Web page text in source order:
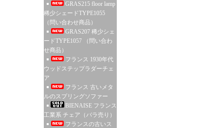
GRAS215 floor lamp
稀少シェードTYPE1055
（問い合わせ商品）
GRAS207 稀少シェ
ードTYPE1057 （問い合わ
せ商品）
フランス 1930年代
ウッドステップラダーチェ
ア
フランス 古いメタ
ルのスプリングソファー
BIENAISE フランス
工業系 チェア（バラ売り）
フランスの古いス